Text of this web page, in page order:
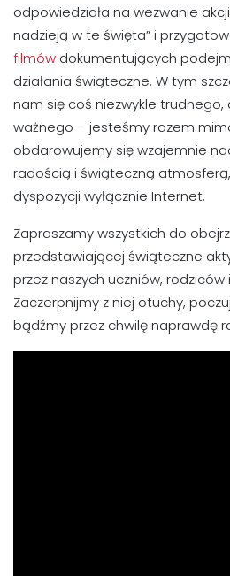
odpowiedziała na wezwanie
nadzieją w te święta” i
filmów dokumentujących
działania świąteczne. W tym
nam się coś niezwykle
ważnego – jesteśmy razem
obdarowujemy się wzajemnie
radością i świąteczną
dyspozycji wyłącznie Internet.
Zapraszamy wszystkich do
przedstawiającej świąteczne
przez naszych uczniów, rodziców
Zaczerpnijmy z niej otuchy,
bądźmy przez chwilę naprawdę